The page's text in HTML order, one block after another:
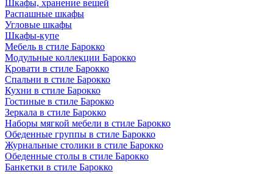
Шкафы, хранение вещей
Распашные шкафы
Угловые шкафы
Шкафы-купе
Мебель в стиле Барокко
Модульные коллекции Барокко
Кровати в стиле Барокко
Спальни в стиле Барокко
Кухни в стиле Барокко
Гостиные в стиле Барокко
Зеркала в стиле Барокко
Наборы мягкой мебели в стиле Барокко
Обеденные группы в стиле Барокко
Журнальные столики в стиле Барокко
Обеденные столы в стиле Барокко
Банкетки в стиле Барокко